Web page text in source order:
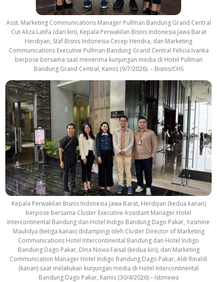
Asst. Marketing Communications Manager Pullman Bandung Grand Central
Cut Aliza Latifa (dari kiri), Kepala Perwakilan Bisnis Indonesia Jawa Barat
Herdiyan, Staf Bisnis Indonesia Cecep Hendra, dan Marketing
Communications Executive Pullman Bandung Grand Central Felicia Ivanka
berpose bersama saat menerima kunjungan media di Hotel Pullman
Bandung Grand Central, Kamis (9/7/2026). – Bisnis/CHS
Kepala Perwakilan Bisnis Indonesia Jawa Barat, Herdiyan (kedua kanan)
berpose bersama Cluster Executive Assistant Manager Hotel
Intercontinental Bandung dan Hotel Indigo Bandung Dago Pakar, Yasmine
Maulidya (ketiga kanan) didampingi oleh Cluster Director of Marketing
Communications Hotel Intercontinental Bandung dan Hotel Indigo
Bandung Dago Pakar, Dina Novia Faisal (kedua kiri), dan Marketing
Communication Manager Hotel Indigo Bandung Dago Pakar, Aldi Rinaldi
(kanan) saat melakukan kunjungan media di Hotel Intercontinental
Bandung Dago Pakar, Kamis (30/4/2026) – Istimewa